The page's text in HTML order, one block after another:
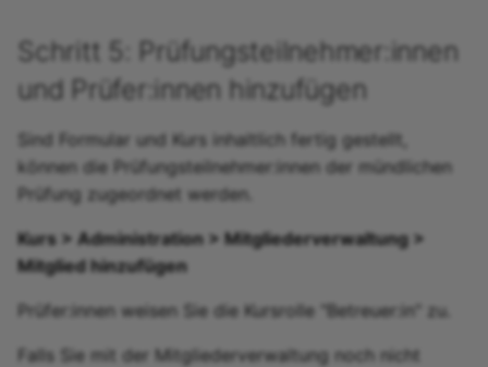
Schritt 5: Prüfungsteilnehmer:innen
und Prüfer:innen hinzufügen
Sind Formular und Kurs inhaltlich fertig gestellt,
können die Prüfungsteilnehmer:innen der mündlichen
Prüfung zugeordnet werden.
Kurs > Administration > Mitgliederverwaltung >
Mitglied hinzufügen
Prüfer:innen weisen Sie die Kursrolle "Betreuer:in" zu.
Falls Sie mit der Mitgliederverwaltung noch nicht